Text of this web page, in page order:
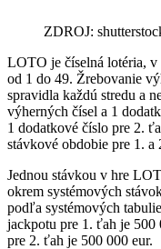
ZDROJ:
LOTO je číselná lotéria, v
od 1 do 49. Žrebovanie
spravidla každú stredu a
výherných čísel a 1
1 dodatkové číslo pre 2.
stávkové obdobie pre 1.
Jednou stávkou v hre
okrem systémových
podľa systémových
jackpotu pre 1. ťah je 500
pre 2. ťah je 500 000 eur.